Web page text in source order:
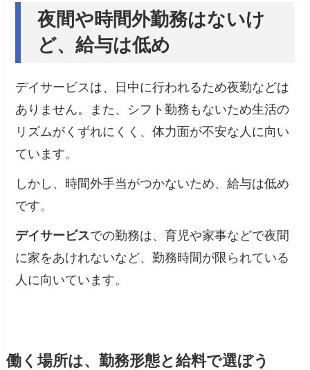
夜間や時間外勤務はないけ
ど、給与は低め
デイサービスは、日中に行われるため夜勤などは
ありません。また、シフト勤務もないため生活の
リズムがくずれにくく、体力面が不安な人に向い
ています。
しかし、時間外手当がつかないため、給与は低め
です。
デイサービスでの勤務は、育児や家事などで夜間
に家をあけれないなど、勤務時間が限られている
人に向いています。
働く場所は、勤務形態と給料で選ぼう